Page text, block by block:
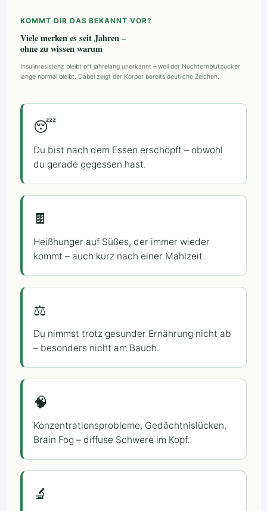
KOMMT DIR DAS BEKANNT VOR?
Viele merken es seit Jahren –
ohne zu wissen warum
Insulinresistenz bleibt oft jahrelang unerkannt – weil der Nüchternblutzucker
lange normal bleibt. Dabei zeigt der Körper bereits deutliche Zeichen.
😴
Du bist nach dem Essen erschöpft – obwohl
du gerade gegessen hast.
🍫
Heißhunger auf Süßes, der immer wieder
kommt – auch kurz nach einer Mahlzeit.
⚖️
Du nimmst trotz gesunder Ernährung nicht ab
– besonders nicht am Bauch.
🧠
Konzentrationsprobleme, Gedächtnislücken,
Brain Fog – diffuse Schwere im Kopf.
🔬